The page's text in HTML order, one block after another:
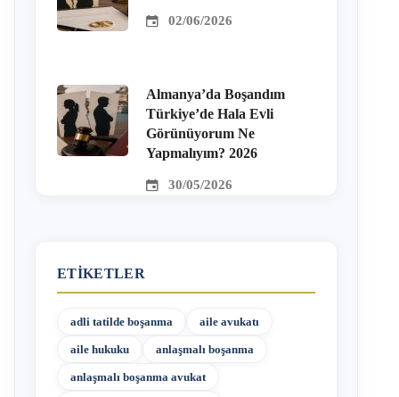
02/06/2026
Almanya’da Boşandım
Türkiye’de Hala Evli
Görünüyorum Ne
Yapmalıyım? 2026
30/05/2026
ETIKETLER
adli tatilde boşanma aile avukatı
aile hukuku anlaşmalı boşanma
anlaşmalı boşanma avukat